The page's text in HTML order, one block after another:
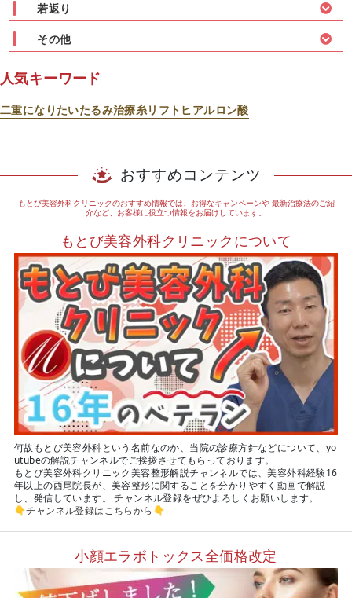
若返り
その他
人気キーワード
二重になりたいたるみ治療糸リフト ヒアルロン酸
おすすめコンテンツ
もとび美容外科クリニックのおすすめ情報では、お得なキャンペーンや最新治療法のご紹
介など、お客様に役立つ情報をお届けしています。
もとび美容外科クリニックについて
何故もとび美容外科という名前なのか、当院の診療方針などについて、yo
utubeの解説チャンネルでご挨拶させてもらっております。
もとび美容外科クリニック美容整形解説チャンネルでは、美容外科経験16
年以上の西尾院長が、美容整形に関することを分かりやすく動画で解説
し、発信しています。 チャンネル登録をぜひよろしくお願いします。
👇チャンネル登録はこちらから 👇
小顔エラボトックス全価格改定